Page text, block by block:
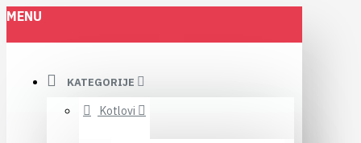
MENU
KATEGORIJE
Kotlovi